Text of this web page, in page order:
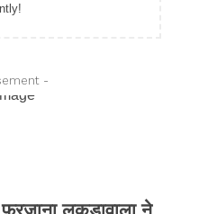
-
लकड़ावाला ने